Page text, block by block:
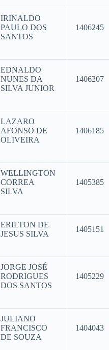
IRINALDO
PAULO DOS
SANTOS
1406245
EDNALDO
NUNES DA
SILVA JUNIOR
1406207
LAZARO
AFONSO DE
OLIVEIRA
1406185
WELLINGTON
CORREA
SILVA
1405385
ERILTON DE
JESUS SILVA
1405151
JORGE JOSÉ
RODRIGUES
DOS SANTOS
1405229
JULIANO
FRANCISCO
DE SOUZA
1404043